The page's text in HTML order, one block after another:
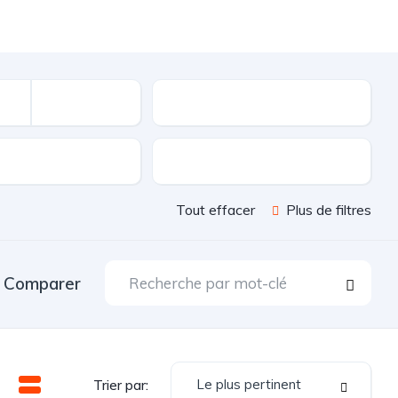
Tout effacer Plus de filtres
Comparer
Trier par: Le plus pertinent